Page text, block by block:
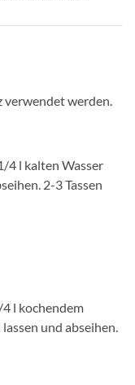
verwendet werden.
4 l kalten Wasser
2-3 Tassen
l kochendem
und abseihen.